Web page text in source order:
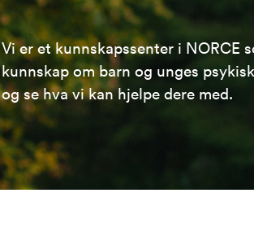
Vi er et kunnskapssenter i NORCE
kunnskap om barn og unges
og se hva vi kan hjelpe dere med.